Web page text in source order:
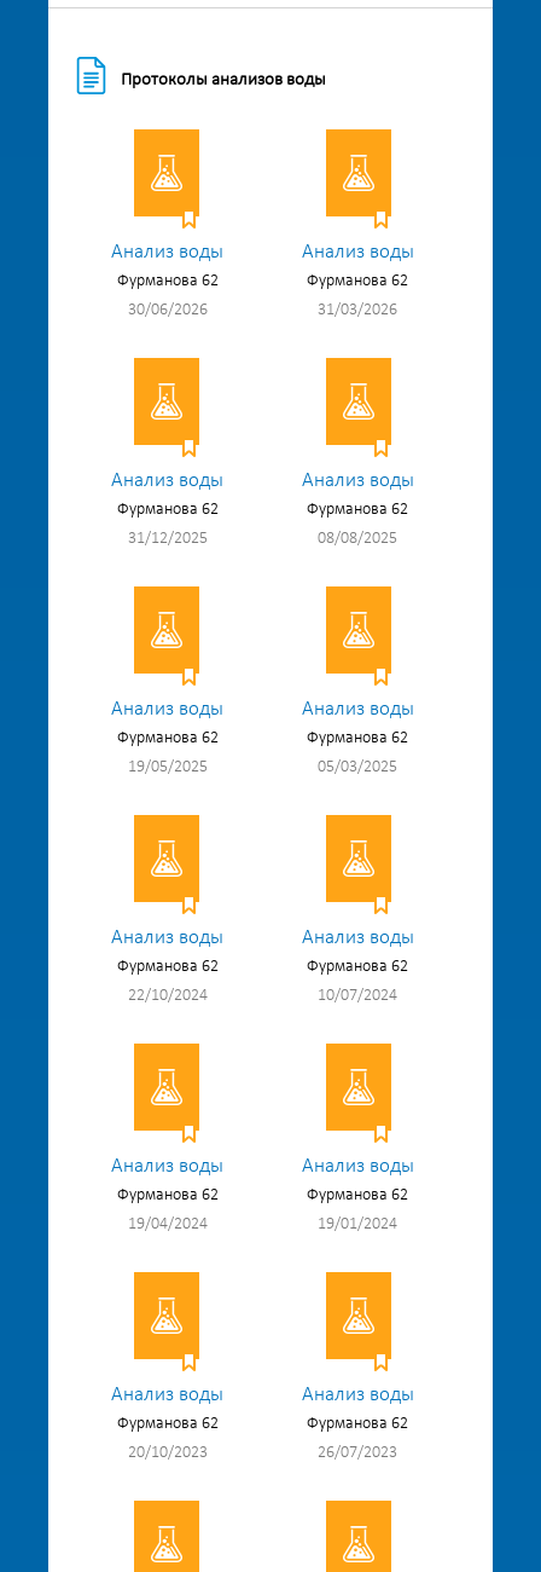
Протоколы анализов воды
Анализ воды
Фурманова 62
30/06/2026
Анализ воды
Фурманова 62
31/03/2026
Анализ воды
Фурманова 62
31/12/2025
Анализ воды
Фурманова 62
08/08/2025
Анализ воды
Фурманова 62
19/05/2025
Анализ воды
Фурманова 62
05/03/2025
Анализ воды
Фурманова 62
22/10/2024
Анализ воды
Фурманова 62
10/07/2024
Анализ воды
Фурманова 62
19/04/2024
Анализ воды
Фурманова 62
19/01/2024
Анализ воды
Фурманова 62
20/10/2023
Анализ воды
Фурманова 62
26/07/2023